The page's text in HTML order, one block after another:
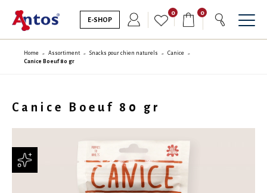
E-SHOP
0 0
Home Assortiment Snacks pour chien naturels
Canice
Canice Boeuf 80 gr
Canice Boeuf 80 gr